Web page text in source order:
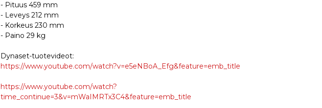
- Pituus 459 mm
- Leveys 212 mm
- Korkeus 230 mm
- Paino 29 kg
Dynaset-tuotevideot:
https://www.youtube.com/watch?v=e5eNBoA_Efg&feature=emb_title
https://www.youtube.com/watch?
time_continue=3&v=mWaIMRTx3C4&feature=emb_title